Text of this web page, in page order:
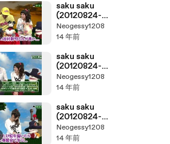
saku saku
(20120824-
0730 ｔｖ
ｋ)-04
Neogessy1208
14 年前
saku saku
(20120824-
0730 ｔｖ
ｋ)-02
Neogessy1208
14 年前
saku saku
(20120824-
0730 ｔｖ
ｋ)-01
Neogessy1208
14 年前